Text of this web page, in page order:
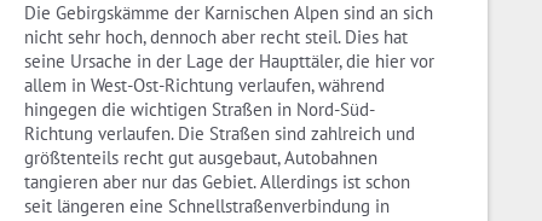
Die Gebirgskämme der Karnischen Alpen sind an sich
nicht sehr hoch, dennoch aber recht steil. Dies hat
seine Ursache in der Lage der Haupttäler, die hier vor
allem in West-Ost-Richtung verlaufen, während
hingegen die wichtigen Straßen in Nord-Süd-
Richtung verlaufen. Die Straßen sind zahlreich und
größtenteils recht gut ausgebaut, Autobahnen
tangieren aber nur das Gebiet. Allerdings ist schon
seit längeren eine Schnellstraßenverbindung in